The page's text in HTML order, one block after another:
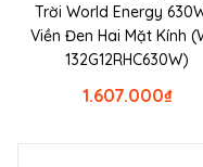
Trời World Energy
Viền Đen Hai Mặt Kính
132G12RHC630W)
₫
1.607.000